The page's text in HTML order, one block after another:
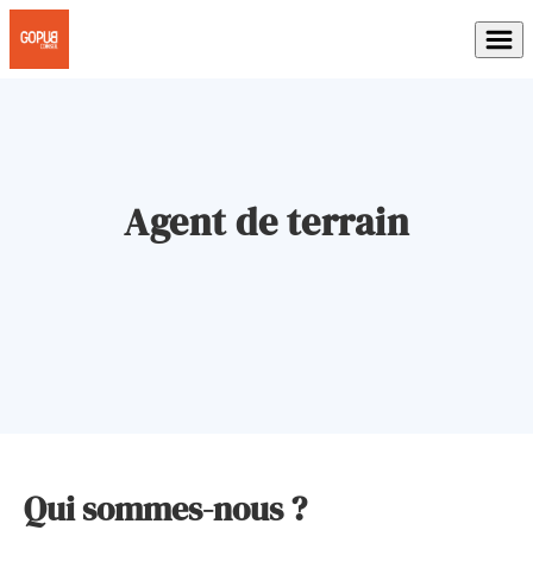
Agent de terrain
Qui sommes-nous ?